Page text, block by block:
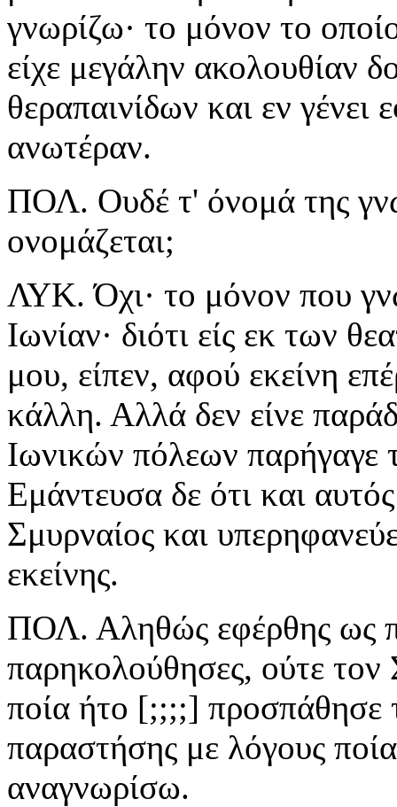
γνωρίζω· το μόνον το
είχε μεγάλην ακολουθίαν
θεραπαινίδων και εν γένει
ανωτέραν.
ΠΟΛ. Ουδέ τ' όνομά της
ονομάζεται;
ΛΥΚ. Όχι· το μόνον που
Ιωνίαν· διότι είς εκ των
μου, είπεν, αφού εκείνη
κάλλη. Αλλά δεν είνε
Ιωνικών πόλεων παρήγαγε
Εμάντευσα δε ότι και
Σμυρναίος και
εκείνης.
ΠΟΛ. Αληθώς εφέρθης ως
παρηκολούθησες, ούτε τον
ποία ήτο [;;;;] προσπάθησε
παραστήσης με λόγους
αναγνωρίσω.